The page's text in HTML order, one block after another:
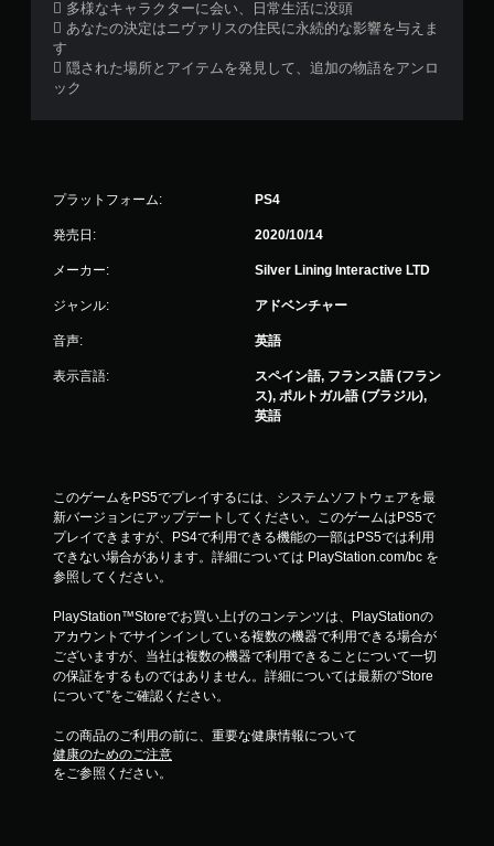
 多様なキャラクターに会い、日常生活に没頭
 あなたの決定はニヴァリスの住民に永続的な影響を与えま
す
 隠された場所とアイテムを発見して、追加の物語をアンロ
ック
プラットフォーム: PS4
発売日: 2020/10/14
メーカー: Silver Lining Interactive LTD
ジャンル: アドベンチャー
音声: 英語
表示言語:
スペイン語, フランス語 (フラン
ス), ポルトガル語 (ブラジル),
英語
このゲームをPS5でプレイするには、システムソフトウェアを最
新バージョンにアップデートしてください。このゲームはPS5で
プレイできますが、PS4で利用できる機能の一部はPS5では利用
できない場合があります。詳細については PlayStation.com/bc を
参照してください。
PlayStation™Storeでお買い上げのコンテンツは、PlayStationの
アカウントでサインインしている複数の機器で利用できる場合が
ございますが、当社は複数の機器で利用できることについて一切
の保証をするものではありません。詳細については最新の“Store
について”をご確認ください。
この商品のご利用の前に、重要な健康情報について
健康のためのご注意
をご参照ください。